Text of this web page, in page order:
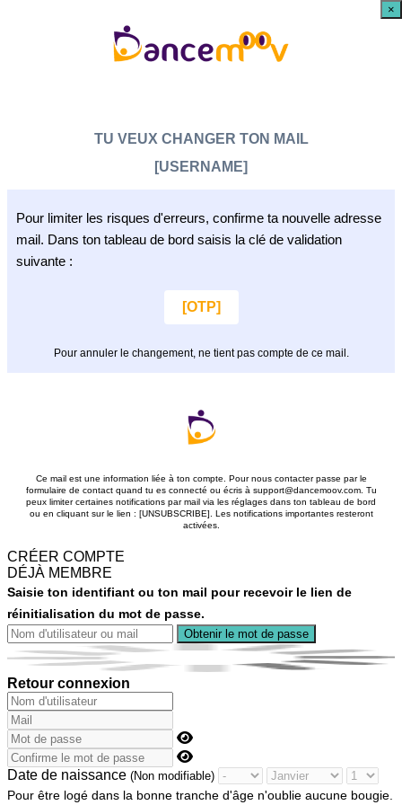
TU VEUX CHANGER TON MAIL
[USERNAME]
Pour limiter les risques d'erreurs, confirme ta nouvelle adresse
mail. Dans ton tableau de bord saisis la clé de validation
suivante :
[OTP]
Pour annuler le changement, ne tient pas compte de ce mail.
Ce mail est une information liée à ton compte. Pour nous contacter passe par le
formulaire de contact quand tu es connecté ou écris à support@dancemoov.com. Tu
peux limiter certaines notifications par mail via les réglages dans ton tableau de bord
ou en cliquant sur le lien : [UNSUBSCRIBE]. Les notifications importantes resteront
activées.
CRÉER COMPTE
DÉJÀ MEMBRE
Saisie ton identifiant ou ton mail pour recevoir le lien de
réinitialisation du mot de passe.
Retour connexion
Date de naissance (Non modifiable)
Pour être logé dans la bonne tranche d'âge n'oublie aucune bougie.
×